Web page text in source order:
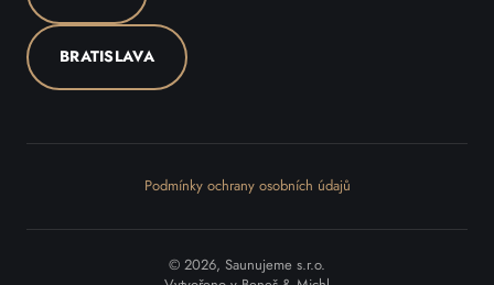
BRATISLAVA
Podmínky ochrany osobních údajů
© 2026, Saunujeme s.r.o.